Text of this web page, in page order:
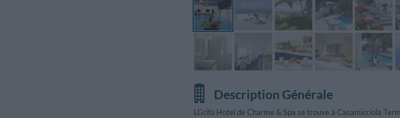
Description Générale
LGrifo Hotel de Charme & Spa se trouve à Casamicciola